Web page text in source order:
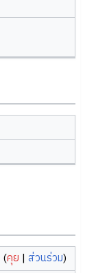
(คุย |ส่วนร่วม)